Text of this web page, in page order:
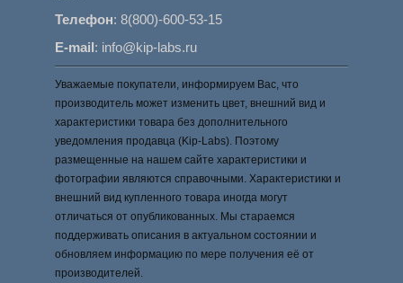
Телефон:8(800)-600-53-15
E-mail: info@kip-labs.ru
Уважаемые покупатели, информируем Вас, что
производитель может изменить цвет, внешний вид и
характеристики товара без дополнительного
уведомления продавца (Kip-Labs). Поэтому
размещенные на нашем сайте характеристики и
фотографии являются справочными. Характеристики и
внешний вид купленного товара иногда могут
отличаться от опубликованных. Мы стараемся
поддерживать описания в актуальном состоянии и
обновляем информацию по мере получения её от
производителей.